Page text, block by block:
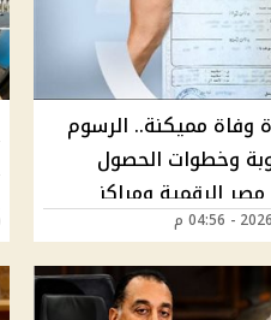
وفاة مميكنة.. الرسوم
وخطوات الحصول
الرقمية ومراكز